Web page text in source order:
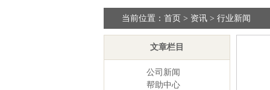
当前位置： 首页 > 资讯 > 行业新闻
文章栏目
公司新闻
帮助中心